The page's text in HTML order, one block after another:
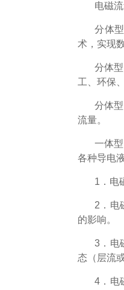
电磁
分体
术，实现
分体
工、环保
分体
流量。
一体
各种导电
1．电
2．电
的影响。
3．电
态（层流
4．电